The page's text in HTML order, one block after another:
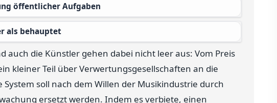
öffentlicher Aufgaben
als behauptet
auch die Künstler gehen dabei nicht leer aus: Vom Preis
kleiner Teil über Verwertungsgesellschaften an die
soll nach dem Willen der Musikindustrie durch
ersetzt werden. Indem es verbiete, einen